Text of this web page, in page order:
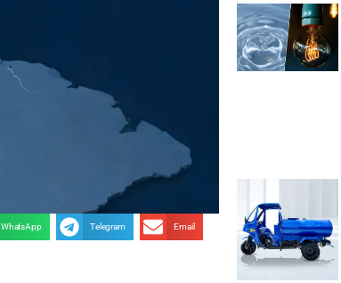
WhatsApp Telegram Email